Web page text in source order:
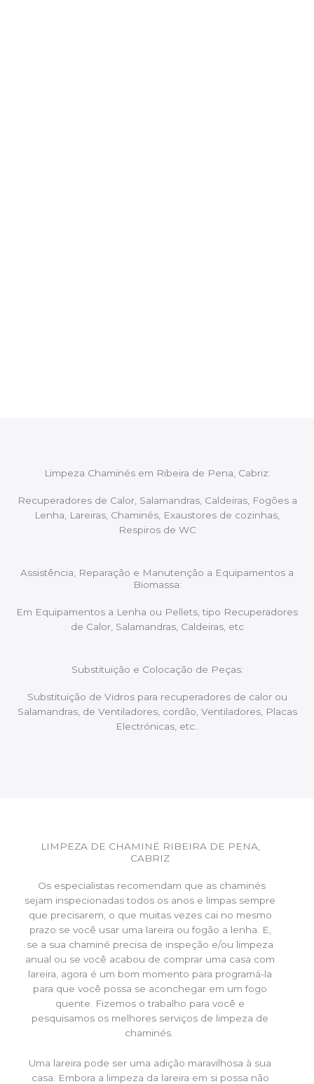
Limpeza Chaminés em Ribeira de Pena, Cabriz:
Recuperadores de Calor, Salamandras, Caldeiras, Fogões a
Lenha, Lareiras, Chaminés, Exaustores de cozinhas,
Respiros de WC
Assistência, Reparação e Manutenção a Equipamentos a
Biomassa:
Em Equipamentos a Lenha ou Pellets, tipo Recuperadores
de Calor, Salamandras, Caldeiras, etc
Substituição e Colocação de Peças:
Substituição de Vidros para recuperadores de calor ou
Salamandras, de Ventiladores, cordão, Ventiladores, Placas
Electrónicas, etc..
LIMPEZA DE CHAMINÉ RIBEIRA DE PENA,
CABRIZ
Os especialistas recomendam que as chaminés
sejam inspecionadas todos os anos e limpas sempre
que precisarem, o que muitas vezes cai no mesmo
prazo se você usar uma lareira ou fogão a lenha. E,
se a sua chaminé precisa de inspeção e/ou limpeza
anual ou se você acabou de comprar uma casa com
lareira, agora é um bom momento para programá-la
para que você possa se aconchegar em um fogo
quente. Fizemos o trabalho para você e
pesquisamos os melhores serviços de limpeza de
chaminés.
Uma lareira pode ser uma adição maravilhosa à sua
casa. Embora a limpeza da lareira em si possa não